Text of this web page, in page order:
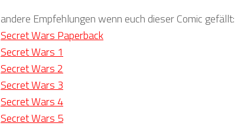
andere Empfehlungen wenn euch dieser Comic gefällt:
Secret Wars Paperback
Secret Wars 1
Secret Wars 2
Secret Wars 3
Secret Wars 4
Secret Wars 5